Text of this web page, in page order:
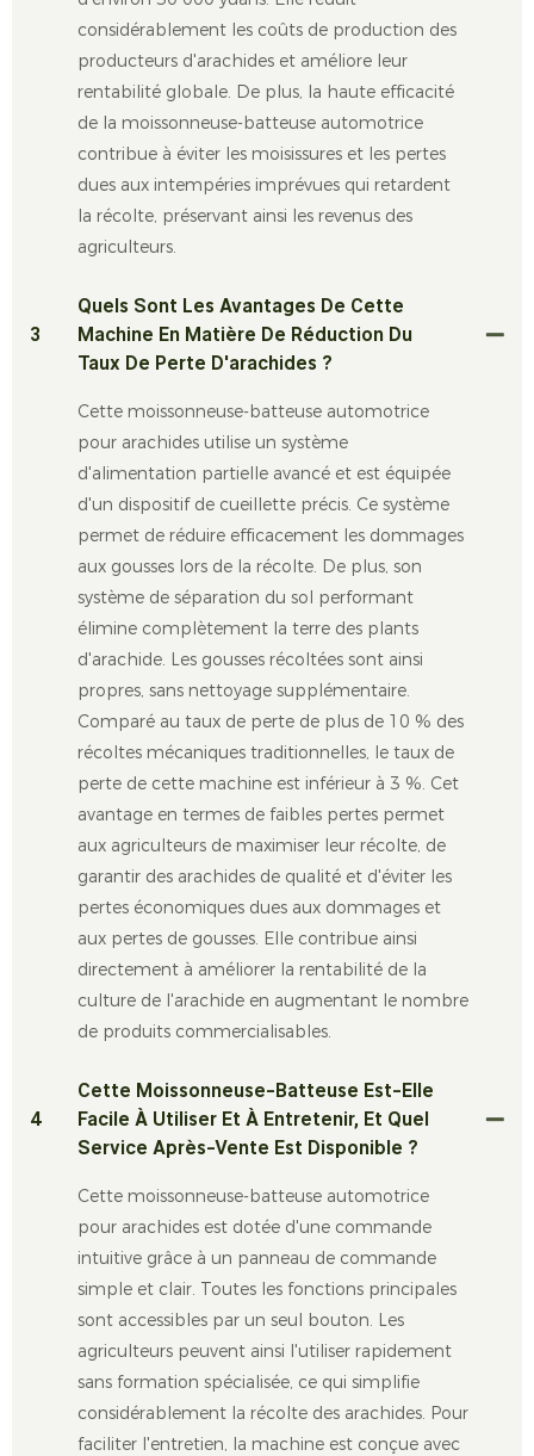
considérablement les coûts de production des
producteurs d'arachides et améliore leur
rentabilité globale. De plus, la haute efficacité
de la moissonneuse-batteuse automotrice
contribue à éviter les moisissures et les pertes
dues aux intempéries imprévues qui retardent
la récolte, préservant ainsi les revenus des
agriculteurs.
3
Quels Sont Les Avantages De Cette
Machine En Matière De Réduction Du
Taux De Perte D'arachides ?
Cette moissonneuse-batteuse automotrice
pour arachides utilise un système
d'alimentation partielle avancé et est équipée
d'un dispositif de cueillette précis. Ce système
permet de réduire efficacement les dommages
aux gousses lors de la récolte. De plus, son
système de séparation du sol performant
élimine complètement la terre des plants
d'arachide. Les gousses récoltées sont ainsi
propres, sans nettoyage supplémentaire.
Comparé au taux de perte de plus de 10 % des
récoltes mécaniques traditionnelles, le taux de
perte de cette machine est inférieur à 3 %. Cet
avantage en termes de faibles pertes permet
aux agriculteurs de maximiser leur récolte, de
garantir des arachides de qualité et d'éviter les
pertes économiques dues aux dommages et
aux pertes de gousses. Elle contribue ainsi
directement à améliorer la rentabilité de la
culture de l'arachide en augmentant le nombre
de produits commercialisables.
4
Cette Moissonneuse-Batteuse Est-Elle
Facile À Utiliser Et À Entretenir, Et Quel
Service Après-Vente Est Disponible ?
Cette moissonneuse-batteuse automotrice
pour arachides est dotée d'une commande
intuitive grâce à un panneau de commande
simple et clair. Toutes les fonctions principales
sont accessibles par un seul bouton. Les
agriculteurs peuvent ainsi l'utiliser rapidement
sans formation spécialisée, ce qui simplifie
considérablement la récolte des arachides. Pour
faciliter l'entretien, la machine est conçue avec